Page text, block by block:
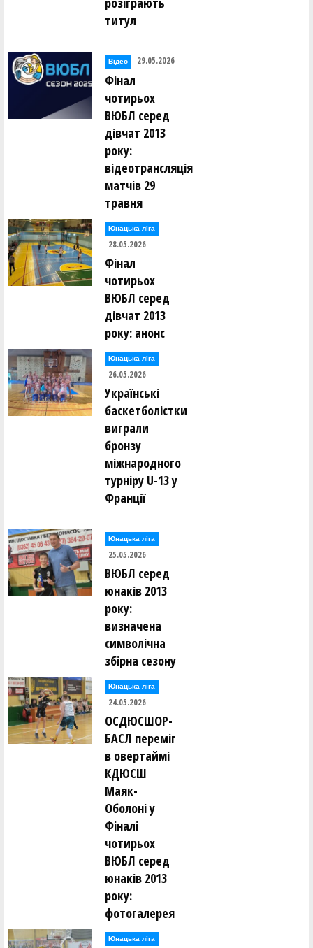
титул
Відео 29.05.2026
Фінал
чотирьох
ВЮБЛ серед
дівчат 2013
року:
відеотрансляція
матчів 29
травня
Юнацька ліга
28.05.2026
Фінал
чотирьох
ВЮБЛ серед
дівчат 2013
року: анонс
Юнацька ліга
26.05.2026
Українські
баскетболістки
виграли
бронзу
міжнародного
турніру U-13 у
Франції
Юнацька ліга
25.05.2026
ВЮБЛ серед
юнаків 2013
року:
визначена
символічна
збірна сезону
Юнацька ліга
24.05.2026
ОСДЮСШОР-
БАСЛ переміг
в овертаймі
КДЮСШ
Маяк-
Оболоні у
Фіналі
чотирьох
ВЮБЛ серед
юнаків 2013
року:
фотогалерея
Юнацька ліга